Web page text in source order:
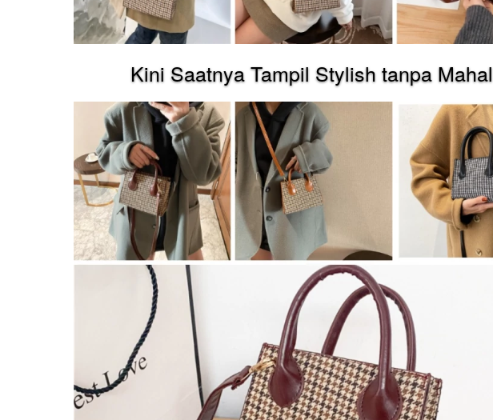
Kini Saatnya Tampil Stylish tanpa